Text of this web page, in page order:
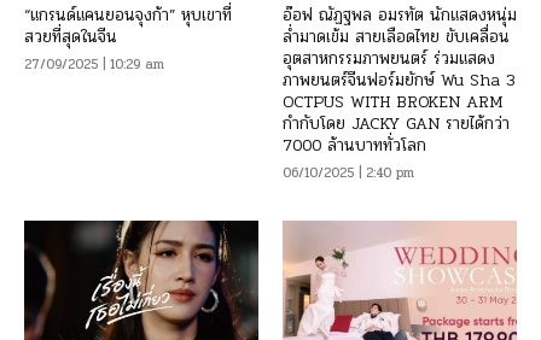
“แกรนด์แคนยอนจุงก้า” หุบเขาที่
สวยที่สุดในจีน
27/09/2025 | 10:29 am
อ๊อฟ ณัฏฐพล อมรทัต นักแสดงหนุ่ม
ล่ำมาดเข้ม สายเลือดไทย ขับเคลื่อน
อุตสาหกรรมภาพยนตร์ ร่วมแสดง
ภาพยนตร์จีนฟอร์มยักษ์ Wu Sha 3
OCTPUS WITH BROKEN ARM
กำกับโดย JACKY GAN รายได้กว่า
7000 ล้านบาททั่วโลก
06/10/2025 | 2:40 pm